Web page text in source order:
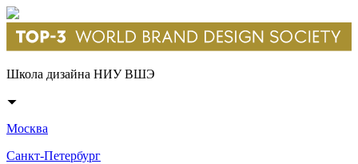
Школа дизайна НИУ ВШЭ
Москва
Санкт-Петербург